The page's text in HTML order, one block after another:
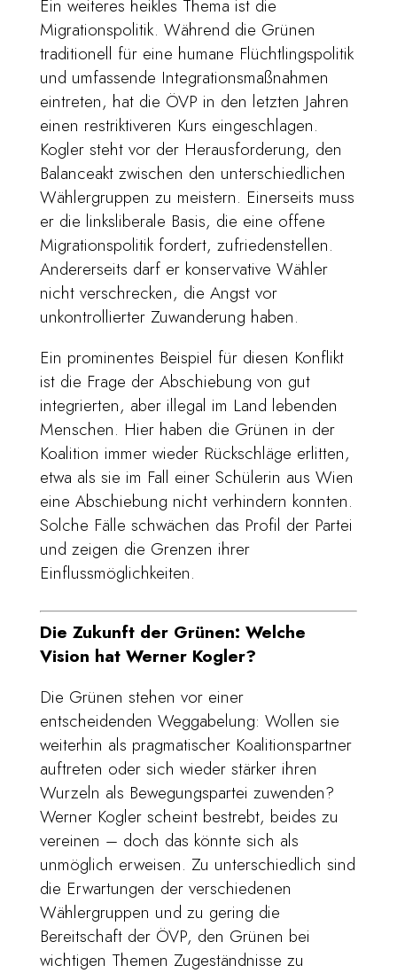
Ein weiteres heikles Thema ist die
Migrationspolitik. Während die Grünen
traditionell für eine humane Flüchtlingspolitik
und umfassende Integrationsmaßnahmen
eintreten, hat die ÖVP in den letzten Jahren
einen restriktiveren Kurs eingeschlagen.
Kogler steht vor der Herausforderung, den
Balanceakt zwischen den unterschiedlichen
Wählergruppen zu meistern. Einerseits muss
er die linksliberale Basis, die eine offene
Migrationspolitik fordert, zufriedenstellen.
Andererseits darf er konservative Wähler
nicht verschrecken, die Angst vor
unkontrollierter Zuwanderung haben.
Ein prominentes Beispiel für diesen Konflikt
ist die Frage der Abschiebung von gut
integrierten, aber illegal im Land lebenden
Menschen. Hier haben die Grünen in der
Koalition immer wieder Rückschläge erlitten,
etwa als sie im Fall einer Schülerin aus Wien
eine Abschiebung nicht verhindern konnten.
Solche Fälle schwächen das Profil der Partei
und zeigen die Grenzen ihrer
Einflussmöglichkeiten.
Die Zukunft der Grünen: Welche
Vision hat Werner Kogler?
Die Grünen stehen vor einer
entscheidenden Weggabelung: Wollen sie
weiterhin als pragmatischer Koalitionspartner
auftreten oder sich wieder stärker ihren
Wurzeln als Bewegungspartei zuwenden?
Werner Kogler scheint bestrebt, beides zu
vereinen – doch das könnte sich als
unmöglich erweisen. Zu unterschiedlich sind
die Erwartungen der verschiedenen
Wählergruppen und zu gering die
Bereitschaft der ÖVP, den Grünen bei
wichtigen Themen Zugeständnisse zu